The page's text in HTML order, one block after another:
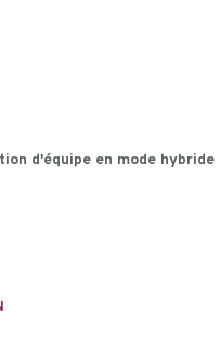
d'équipe en mode hybride